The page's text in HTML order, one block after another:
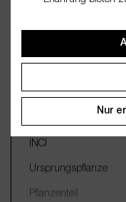
Wichtige Merkmale
Name
INCI
Ursprungspflanze
Pflanzenteil
Nur